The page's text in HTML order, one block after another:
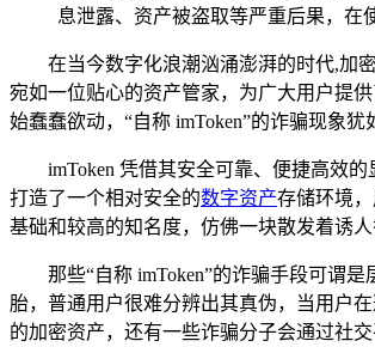
息泄露、资产被盗取等严重后果，在
在当今数字化浪潮汹涌澎湃的时代,加
宛如一位贴心的资产管家，为广大用户提
始蠢蠢欲动，“自称 imToken”的诈骗现象
imToken 凭借其安全可靠、便捷高效
打造了一个相对安全的数字资产存储环境
基础和较高的知名度，仿佛一块散发着诱
那些“自称 imToken”的诈骗手段可谓
胎，普通用户很难分辨出其真伪，当用户
的加密资产，还有一些诈骗分子会通过社